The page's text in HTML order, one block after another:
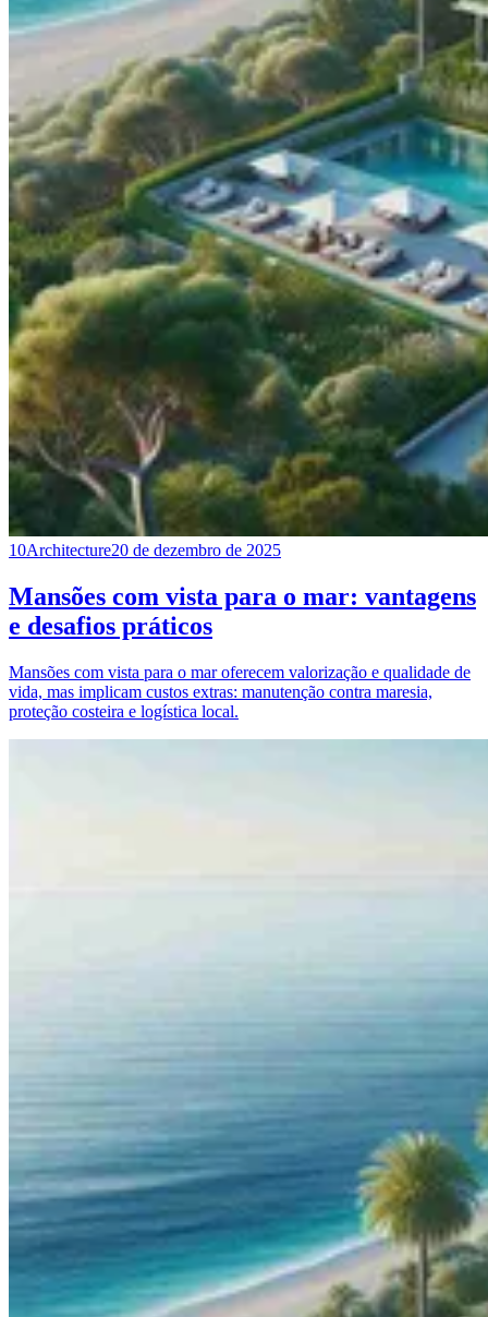
10Architecture20 de dezembro de 2025
Mansões com vista para o mar: vantagens
e desafios práticos
Mansões com vista para o mar oferecem valorização e qualidade de
vida, mas implicam custos extras: manutenção contra maresia,
proteção costeira e logística local.